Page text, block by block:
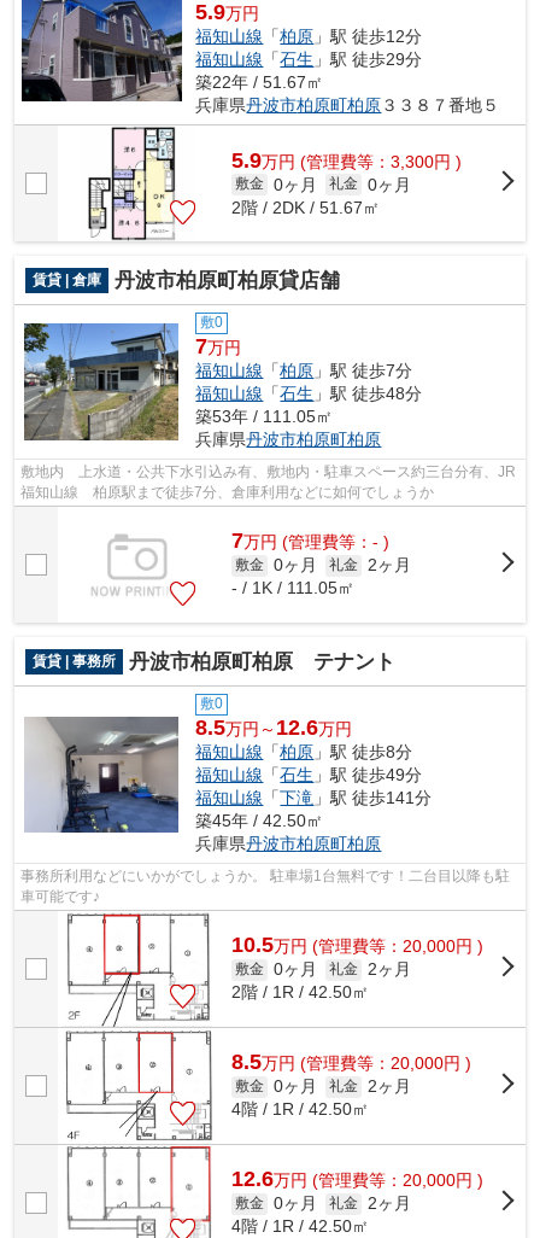
5.9万円
福知山線 「柏原 」駅 徒歩12分
福知山線 「石生 」駅 徒歩29分
築22年 / 51.67㎡
兵庫県丹波市柏原町柏原３３８７番地５
5.9万円 (管理費等：3,300円 )
敷金 0ヶ月 礼金 0ヶ月
2階 / 2DK / 51.67㎡
賃貸 | 倉庫 丹波市柏原町柏原貸店舗
敷0
7万円
福知山線 「柏原 」駅 徒歩7分
福知山線 「石生 」駅 徒歩48分
築53年 / 111.05㎡
兵庫県丹波市柏原町柏原
敷地内 上水道・公共下水引込み有、敷地内・駐車スペース約三台分有、JR
福知山線 柏原駅まで徒歩7分、倉庫利用などに如何でしょうか
7万円 (管理費等：- )
敷金 0ヶ月 礼金 2ヶ月
- / 1K / 111.05㎡
賃貸 | 事務所 丹波市柏原町柏原 テナント
敷0
8.5万円～ 12.6万円
福知山線 「柏原 」駅 徒歩8分
福知山線 「石生 」駅 徒歩49分
福知山線 「下滝 」駅 徒歩141分
築45年 / 42.50㎡
兵庫県丹波市柏原町柏原
事務所利用などにいかがでしょうか。 駐車場1台無料です！二台目以降も駐
車可能です♪
10.5万円 (管理費等：20,000円 )
敷金 0ヶ月 礼金 2ヶ月
2階 / 1R / 42.50㎡
8.5万円 (管理費等：20,000円 )
敷金 0ヶ月 礼金 2ヶ月
4階 / 1R / 42.50㎡
12.6万円 (管理費等：20,000円 )
敷金 0ヶ月 礼金 2ヶ月
4階 / 1R / 42.50㎡